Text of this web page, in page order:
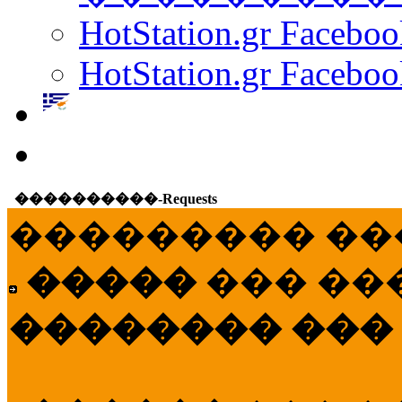
HotStation.gr
HotStation.gr
����������-Requests
���������
����� ���
�������� ���